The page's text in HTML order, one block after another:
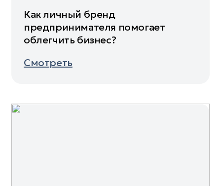
Как личный бренд
предпринимателя помогает
облегчить бизнес?
Смотреть